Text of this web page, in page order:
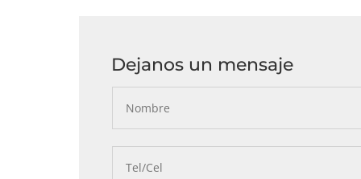
Dejanos un mensaje